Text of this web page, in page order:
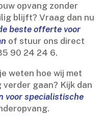
opvang zonder
blijft? Vraag dan nu
beste offerte voor
of stuur ons direct
90 24 24 6.​
weten hoe wij met
gaan? Kijk dan
voor specialistische